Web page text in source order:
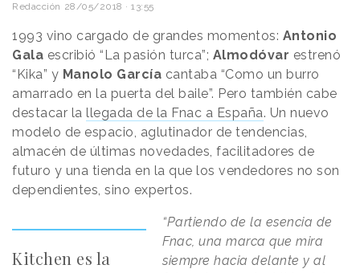
Redacción 28/05/2018 · 13:55
1993 vino cargado de grandes momentos: Antonio
Gala escribió “La pasión turca”; Almodóvar estrenó
“Kika” y Manolo García cantaba “Como un burro
amarrado en la puerta del baile”. Pero también cabe
destacar la llegada de la Fnac a España. Un nuevo
modelo de espacio, aglutinador de tendencias,
almacén de últimas novedades, facilitadores de
futuro y una tienda en la que los vendedores no son
dependientes, sino expertos.
Kitchen es la
“Partiendo de la esencia de
Fnac, una marca que mira
siempre hacia delante y al